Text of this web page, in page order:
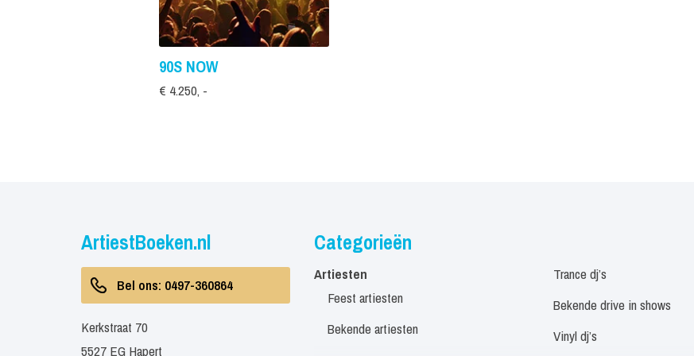
90S NOW
€ 4.250, -
ArtiestBoeken.nl
Bel ons: 0497-360864
Kerkstraat 70
5527 EG Hapert
Categorieën
Artiesten
Feest artiesten
Bekende artiesten
Trance dj’s
Bekende drive in shows
Vinyl dj’s